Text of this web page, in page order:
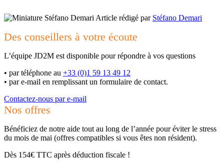
Article rédigé par Stéfano Demari
Des conseillers à votre écoute
L’équipe JD2M est disponible pour répondre à vos questions
• par téléphone au +33 (0)1 59 13 49 12
• par e-mail en remplissant un formulaire de contact.
Contactez-nous par e-mail
Nos offres
Bénéficiez de notre aide tout au long de l’année pour éviter le stress
du mois de mai (offres compatibles si vous êtes non résident).
Dès 154€ TTC après déduction fiscale !